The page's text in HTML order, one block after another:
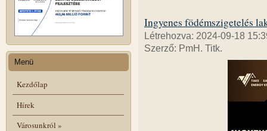
Menü
Kezdőlap
Hírek
Városunkról »
Ingyenes födémszigetelés
Létrehozva: 2024-09-18
Szerző: PmH. Titk.